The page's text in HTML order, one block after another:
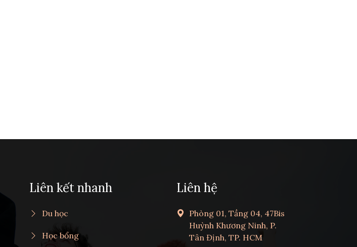
Liên kết nhanh
Du học
Học bổng
Liên hệ
Phòng 01, Tầng 04, 47Bis
Huỳnh Khương Ninh, P.
Tân Định, TP. HCM